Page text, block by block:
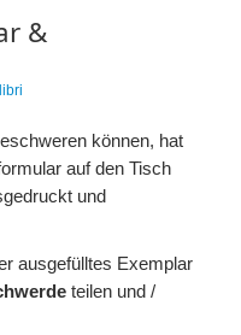
&
können, hat
auf den Tisch
und
ausgefülltes Exemplar
teilen und /